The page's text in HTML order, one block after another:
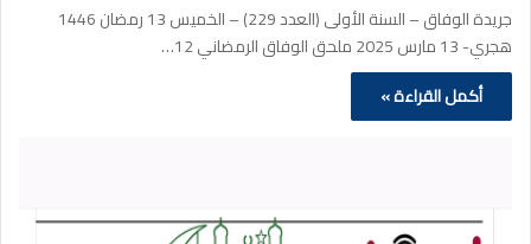
جريدة الوفاق – السنة الأولى (العدد 229) – الخميس 13 رمضان 1446
هجري- 13 مارس 2025 ملحق الوفاق الرمضاني 12…
أكمل القراءة »